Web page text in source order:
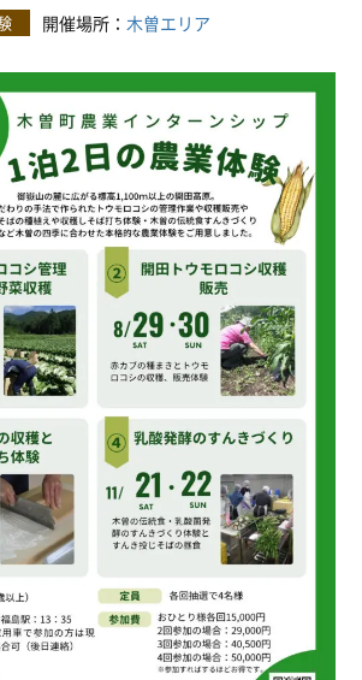
開催場所：木曽エリア